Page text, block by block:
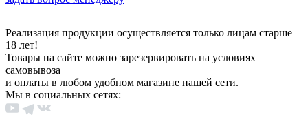
Реализация продукции осуществляется только лицам старше
18 лет!
Товары на сайте можно зарезервировать на условиях
самовывоза
и оплаты в любом удобном магазине нашей сети.
Мы в социальных сетях: